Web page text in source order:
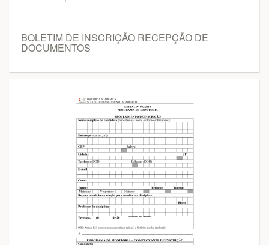
BOLETIM DE INSCRIÇÃO RECEPÇÃO DE
DOCUMENTOS